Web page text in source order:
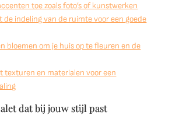
toe zoals foto’s of kunstwerken
de indeling van de ruimte voor een goede
bloemen om je huis op te fleuren en de
texturen en materialen voor een
dat bij jouw stijl past